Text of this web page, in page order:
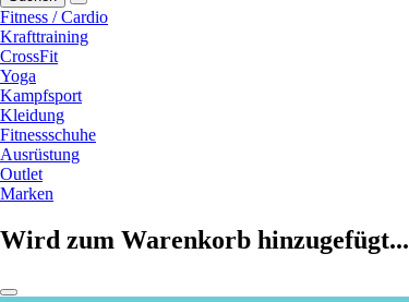
Fitness / Cardio
Krafttraining
CrossFit
Yoga
Kampfsport
Kleidung
Fitnessschuhe
Ausrüstung
Outlet
Marken
Wird zum Warenkorb hinzugefügt...